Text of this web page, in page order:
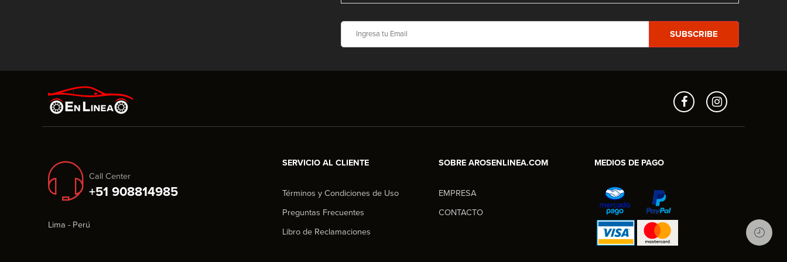
Call Center
+51 908814985
Lima - Perú
SERVICIO AL CLIENTE
Términos y Condiciones de Uso
Preguntas Frecuentes
Libro de Reclamaciones
SOBRE AROSENLINEA.COM
EMPRESA
CONTACTO
MEDIOS DE PAGO
Aros en Línea
Asesor Comercial